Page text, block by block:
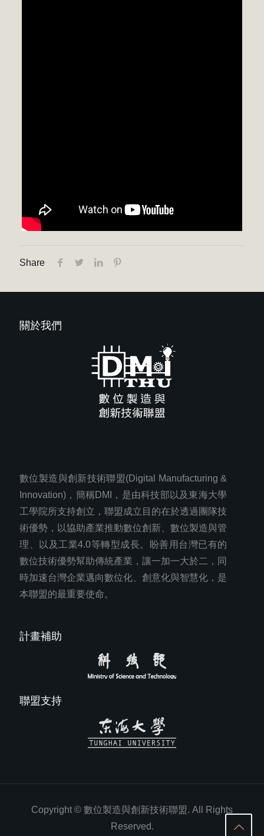
Share
關於我們
數位製造與創新技術聯盟(Digital Manufacturing &
Innovation)，簡稱DMI，是由科技部以及東海大學
工學院所支持創立，聯盟成立目的在於透過團隊技
術優勢，以協助產業推動數位創新、數位製造與管
理、以及工業4.0等轉型成長。盼善用台灣已有的
數位技術優勢幫助傳統產業，讓一加一大於二，同
時加速台灣企業邁向數位化、創意化與智慧化，是
本聯盟的最重要使命。
計畫補助
聯盟支持
Copyright © 數位製造與創新技術聯盟. All Rights
Reserved.